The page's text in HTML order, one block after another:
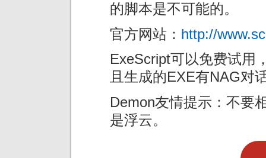
的脚本是不可能的。
官方网站： http://
ExeScript可以免费试用
且生成的EXE有NAG对
Demon友情提示：不要
是浮云。